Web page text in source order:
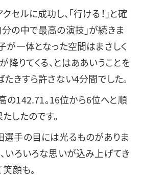
セルに成功し、「行ける！」と確
の中で最高の演技」が続きま
が一体となった空間はまさしく
が降りてくる、とはああいうことを
たきすら許さない4分間でした。
142.71。16位から6位へと順
したのです。
手の目には光るものがありま
いろいろな思いが込み上げてき
笑顔も。